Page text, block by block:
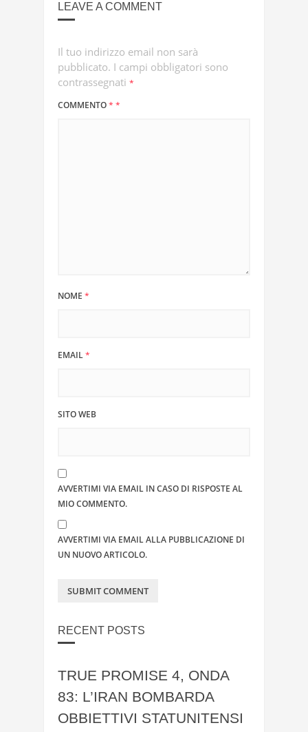
LEAVE A COMMENT
Il tuo indirizzo email non sarà
pubblicato. I campi obbligatori sono
contrassegnati *
COMMENTO* *
NOME *
EMAIL*
SITO WEB
AVVERTIMI VIA EMAIL IN CASO DI RISPOSTE AL
MIO COMMENTO.
AVVERTIMI VIA EMAIL ALLA PUBBLICAZIONE DI
UN NUOVO ARTICOLO.
RECENT POSTS
TRUE PROMISE 4, ONDA
83: L’IRAN BOMBARDA
OBBIETTIVI STATUNITENSI